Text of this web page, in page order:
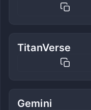
TitanVerse
Gemini